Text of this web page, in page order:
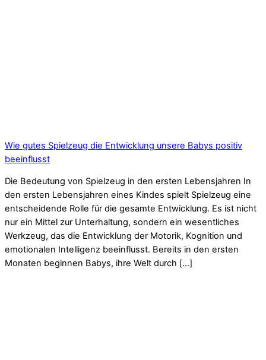
Wie gutes Spielzeug die Entwicklung unsere Babys positiv
beeinflusst
Die Bedeutung von Spielzeug in den ersten Lebensjahren In
den ersten Lebensjahren eines Kindes spielt Spielzeug eine
entscheidende Rolle für die gesamte Entwicklung. Es ist nicht
nur ein Mittel zur Unterhaltung, sondern ein wesentliches
Werkzeug, das die Entwicklung der Motorik, Kognition und
emotionalen Intelligenz beeinflusst. Bereits in den ersten
Monaten beginnen Babys, ihre Welt durch […]